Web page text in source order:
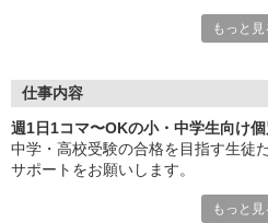
「自分にもできるかな？」なんて
もちろん資格なども不要です。無
丁寧な研修をご用意しているので
みなさんが「わかりやすい授業」
もっと見
仕事内容
週1日1コマ〜OKの小・中学生向け
中学・高校受験の合格を目指す生徒
サポートをお願いします。
もっと見